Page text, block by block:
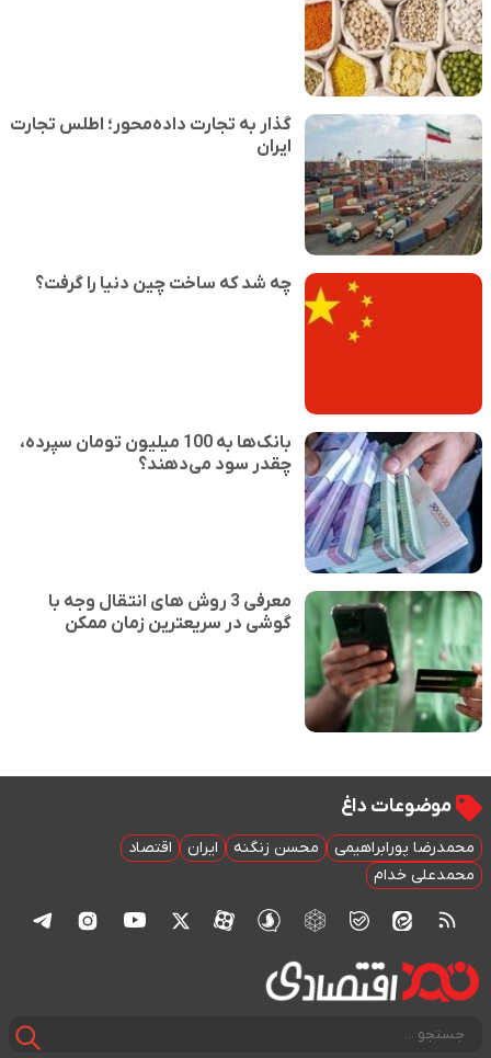
گذار به تجارت داده‌محور؛ اطلس تجارت
ایران
چه شد که ساخت چین دنیا را گرفت؟
بانک‌ها به 100 میلیون تومان سپرده،
چقدر سود می‌دهند؟
معرفی 3 روش های انتقال وجه با
گوشی در سریعترین زمان ممکن
موضوعات داغ
محمدرضا پورابراهیمی محسن زنگنه ایران
اقتصاد
محمدعلی خدام